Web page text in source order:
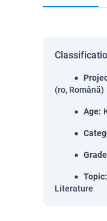
(ro, Română)
Age:
Grade
Topic:
Literature